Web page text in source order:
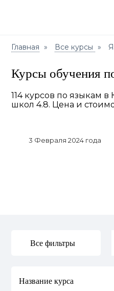
Главная Все курсы
Курсы обучения
114 курсов по языкам
школ 4.8. Цена и
3 Февраля 2024 года
Все фильтры
Название курса